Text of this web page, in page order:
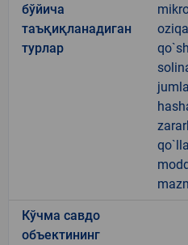
бўйича
таъқиқланадиган
турлар
Кўчма савдо
объектининг